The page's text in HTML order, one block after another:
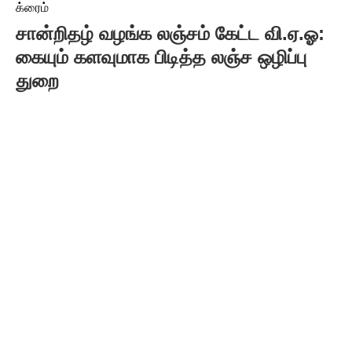
க்ரைம்
சான்றிதழ் வழங்க லஞ்சம் கேட்ட வி.ஏ.ஓ:
கையும் களவுமாக பிடித்த லஞ்ச ஒழிப்பு
துறை